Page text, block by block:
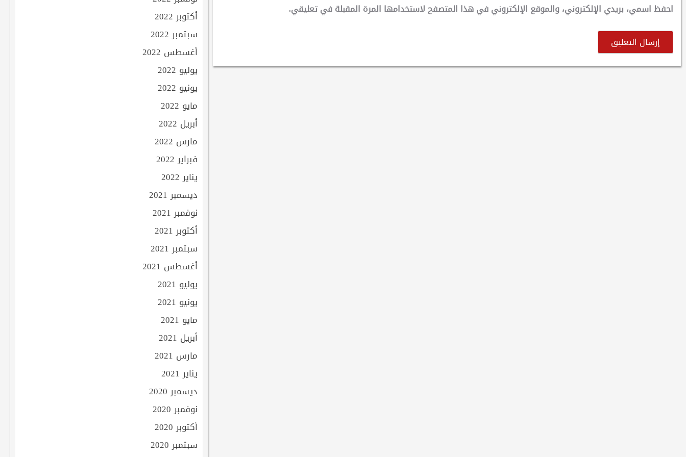
احفظ اسمي، بريدي الإلكتروني، والموقع الإلكتروني في هذا المتصفح لاستخدامها المرة المقبلة في تعليقي.
أكتوبر 2022
سبتمبر 2022
أغسطس 2022
يوليو 2022
يونيو 2022
مايو 2022
أبريل 2022
مارس 2022
فبراير 2022
يناير 2022
ديسمبر 2021
نوفمبر 2021
أكتوبر 2021
سبتمبر 2021
أغسطس 2021
يوليو 2021
يونيو 2021
مايو 2021
أبريل 2021
مارس 2021
يناير 2021
ديسمبر 2020
نوفمبر 2020
أكتوبر 2020
سبتمبر 2020